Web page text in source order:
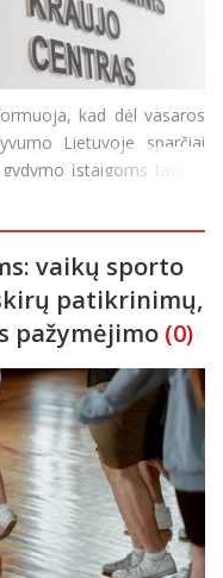
kad dėl vasaros
Lietuvoje sparčiai
įstaigoms tampa
kraujo komponentų
kasdien reikia s
vaikų sporto
patikrinimų,
pažymėjimo (0)